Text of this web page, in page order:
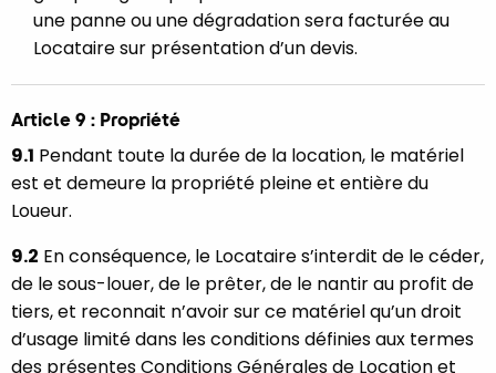
une panne ou une dégradation sera facturée au
Locataire sur présentation d’un devis.
Article 9 : Propriété
9.1 Pendant toute la durée de la location, le matériel
est et demeure la propriété pleine et entière du
Loueur.
9.2 En conséquence, le Locataire s’interdit de le céder,
de le sous-louer, de le prêter, de le nantir au profit de
tiers, et reconnait n’avoir sur ce matériel qu’un droit
d’usage limité dans les conditions définies aux termes
des présentes Conditions Générales de Location et